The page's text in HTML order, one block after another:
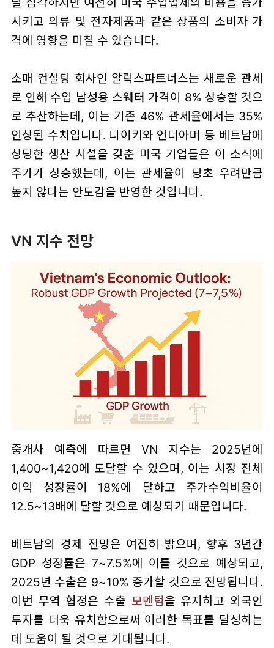
시키고 의류 및 전자제품과 같은 상품의 소비자 가
격에 영향을 미칠 수 있습니다.
소매 컨설팅 회사인 알릭스파트너스는 새로운 관세
로 인해 수입 남성용 스웨터 가격이 8% 상승할 것으
로 추산하는데, 이는 기존 46% 관세율에서는 35%
인상된 수치입니다. 나이키와 언더아머 등 베트남에
상당한 생산 시설을 갖춘 미국 기업들은 이 소식에
주가가 상승했는데, 이는 관세율이 당초 우려만큼
높지 않다는 안도감을 반영한 것입니다.
VN 지수 전망
중개사 예측에 따르면 VN 지수는 2025년에
1,400~1,420에 도달할 수 있으며, 이는 시장 전체
이익 성장률이 18%에 달하고 주가수익비율이
12.5~13배에 달할 것으로 예상되기 때문입니다.
베트남의 경제 전망은 여전히 밝으며, 향후 3년간
GDP 성장률은 7~7.5%에 이를 것으로 예상되고,
2025년 수출은 9~10% 증가할 것으로 전망됩니다.
이번 무역 협정은 수출 모멘텀을 유지하고 외국인
투자를 더욱 유치함으로써 이러한 목표를 달성하는
데 도움이 될 것으로 기대됩니다.